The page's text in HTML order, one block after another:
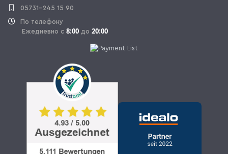
05731-245 15 90
По телефону
Ежедневно с 8:00 до 20:00